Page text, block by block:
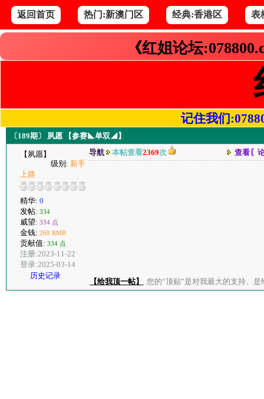
返回首页 热门:新澳门区 经典:香港区 表
《红姐论坛
记住我们
〔189期〕 夙愿 【参赛◣单双◢】
【夙愿】
级别: 新手
上路
精华: 0
发帖: 334
威望: 334 点
金钱: 269 RMB
贡献值: 334 点
注册:2023-11-22
登录:2025-03-14
历史记录
导航 本帖查看2369次 查看〖
【给我顶一帖】 您的“顶贴”是对我最大的支持、